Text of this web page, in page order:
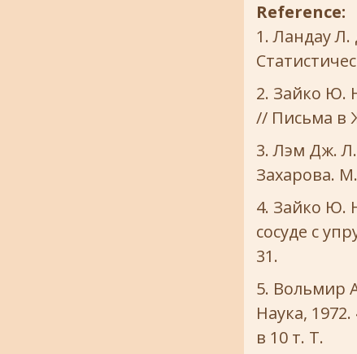
Reference:
Ландау Л.
Зайко Ю.
// Письма в
Лэм Дж. Л.
Захарова.
Зайко Ю.
сосуде с
31.
Вольмир
Наука,
в 10 т. Т.